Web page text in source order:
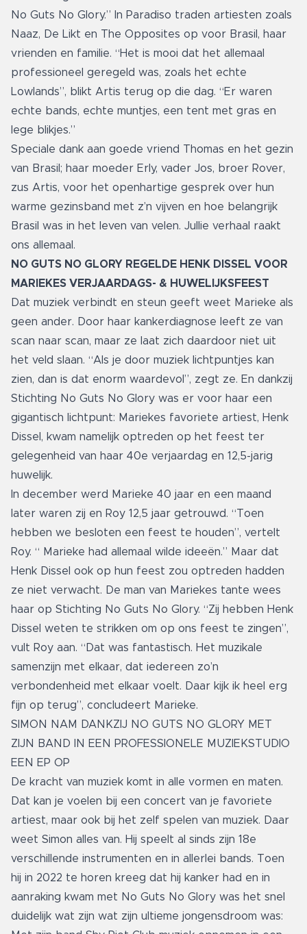
No Guts No Glory.” In Paradiso traden artiesten zoals
Naaz, De Likt en The Opposites op voor Brasil, haar
vrienden en familie. “Het is mooi dat het allemaal
professioneel geregeld was, zoals het echte
Lowlands”, blikt Artis terug op die dag. “Er waren
echte bands, echte muntjes, een tent met gras en
lege blikjes.”
Speciale dank aan goede vriend Thomas en het gezin
van Brasil; haar moeder Erly, vader Jos, broer Rover,
zus Artis, voor het openhartige gesprek over hun
warme gezinsband met z’n vijven en hoe belangrijk
Brasil was in het leven van velen. Jullie verhaal raakt
ons allemaal.
NO GUTS NO GLORY REGELDE HENK DISSEL VOOR
MARIEKES VERJAARDAGS- & HUWELIJKSFEEST
Dat muziek verbindt en steun geeft weet Marieke als
geen ander. Door haar kankerdiagnose leeft ze van
scan naar scan, maar ze laat zich daardoor niet uit
het veld slaan. “Als je door muziek lichtpuntjes kan
zien, dan is dat enorm waardevol”, zegt ze. En dankzij
Stichting No Guts No Glory was er voor haar een
gigantisch lichtpunt: Mariekes favoriete artiest, Henk
Dissel, kwam namelijk optreden op het feest ter
gelegenheid van haar 40e verjaardag en 12,5-jarig
huwelijk.
In december werd Marieke 40 jaar en een maand
later waren zij en Roy 12,5 jaar getrouwd. “Toen
hebben we besloten een feest te houden”, vertelt
Roy. “ Marieke had allemaal wilde ideeën.” Maar dat
Henk Dissel ook op hun feest zou optreden hadden
ze niet verwacht. De man van Mariekes tante wees
haar op Stichting No Guts No Glory. “Zij hebben Henk
Dissel weten te strikken om op ons feest te zingen”,
vult Roy aan. “Dat was fantastisch. Het muzikale
samenzijn met elkaar, dat iedereen zo’n
verbondenheid met elkaar voelt. Daar kijk ik heel erg
fijn op terug”, concludeert Marieke.
SIMON NAM DANKZIJ NO GUTS NO GLORY MET
ZIJN BAND IN EEN PROFESSIONELE MUZIEKSTUDIO
EEN EP OP
De kracht van muziek komt in alle vormen en maten.
Dat kan je voelen bij een concert van je favoriete
artiest, maar ook bij het zelf spelen van muziek. Daar
weet Simon alles van. Hij speelt al sinds zijn 18e
verschillende instrumenten en in allerlei bands. Toen
hij in 2022 te horen kreeg dat hij kanker had en in
aanraking kwam met No Guts No Glory was het snel
duidelijk wat zijn wat zijn ultieme jongensdroom was: